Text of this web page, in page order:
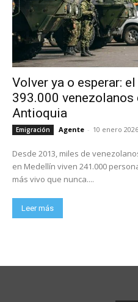
Volver ya o esperar:
393.000 venezolanos
Antioquia
Emigración Agente - 10 enero 2026
Desde 2013, miles de
en Medellín viven 241.000
más vivo que nunca....
Leer más